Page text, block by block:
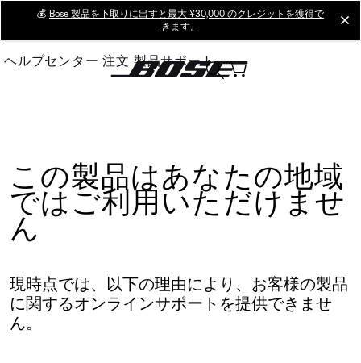
Main
💰 Bose 製品を下取りに出すと最大 ¥30,000 のクレジットを獲得で
きます。
ヘルプセンター 注文 製品サポート
この製品はあなたの地域
ではご利用いただけませ
ん
現時点では、以下の理由により、お客様の製品
に関するオンラインサポートを提供できませ
ん。